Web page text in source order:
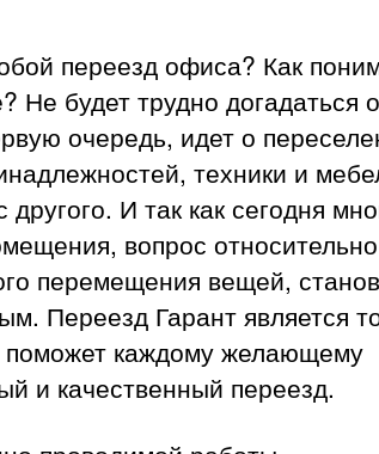
переезд офиса? Как
Не будет трудно догадаться
очередь, идет о
техники и
И так как сегодня
вопрос относительно
перемещения вещей,
Переезд Гарант является
поможет каждому желающему
и качественный переезд.